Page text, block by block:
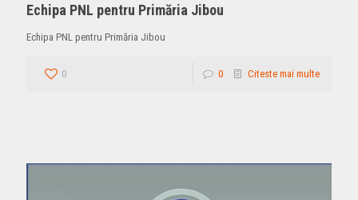
Echipa PNL pentru Primăria Jibou
Echipa PNL pentru Primăria Jibou
0 0 Citeste mai multe